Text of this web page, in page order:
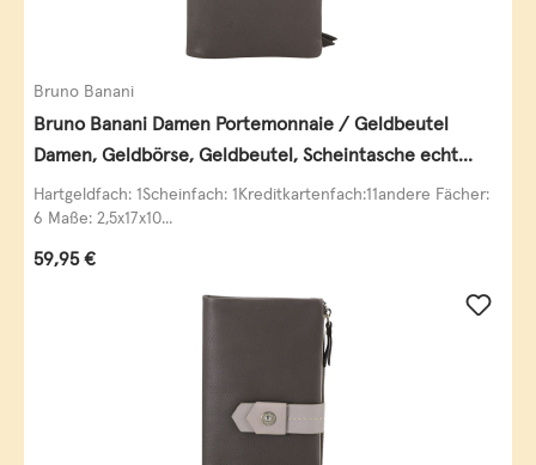
Bruno Banani
Bruno Banani Damen Portemonnaie / Geldbeutel
Damen, Geldbörse, Geldbeutel, Scheintasche echt
Leder
Hartgeldfach: 1Scheinfach: 1Kreditkartenfach:11andere Fächer:
6 Maße: 2,5x17x10...
Regulärer Preis:
59,95 €